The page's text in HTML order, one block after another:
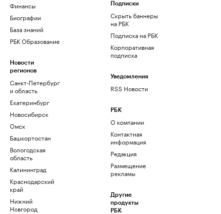
Финансы
Биографии
База знаний
РБК Образование
Новости
регионов
Санкт-Петербург
и область
Екатеринбург
Новосибирск
Омск
Башкортостан
Вологодская
область
Калининград
Краснодарский
край
Нижний
Новгород
Подписки
Скрыть баннеры
на РБК
Подписка на РБК
Корпоративная
подписка
Уведомления
RSS Новости
РБК
О компании
Контактная
информация
Редакция
Размещение
рекламы
Другие
продукты
РБК